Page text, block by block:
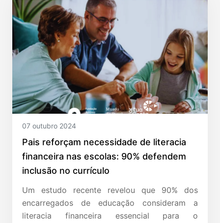
07 outubro 2024
Pais reforçam necessidade de literacia
financeira nas escolas: 90% defendem
inclusão no currículo
Um estudo recente revelou que 90% dos
encarregados de educação consideram a
literacia financeira essencial para o